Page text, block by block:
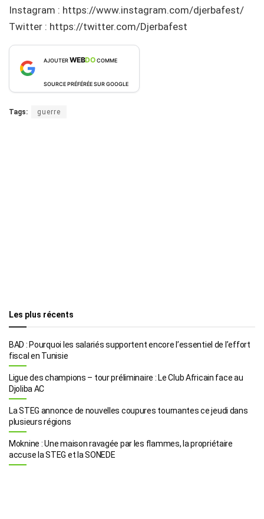
Instagram : https://www.instagram.com/djerbafest/
Twitter : https://twitter.com/Djerbafest
AJOUTERWEBDOCOMME
SOURCE PRÉFÉRÉE SUR GOOGLE
Tags: guerre
Les plus récents
BAD : Pourquoi les salariés supportent encore l’essentiel de l’effort
fiscal en Tunisie
Ligue des champions – tour préliminaire : Le Club Africain face au
Djoliba AC
La STEG annonce de nouvelles coupures tournantes ce jeudi dans
plusieurs régions
Moknine : Une maison ravagée par les flammes, la propriétaire
accuse la STEG et la SONEDE